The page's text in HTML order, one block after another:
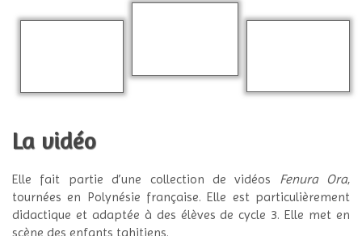
La vidéo
Elle fait partie d’une collection de vidéos Fenura Ora,
tournées en Polynésie française. Elle est particulièrement
didactique et adaptée à des élèves de cycle 3. Elle met en
scène des enfants tahitiens.